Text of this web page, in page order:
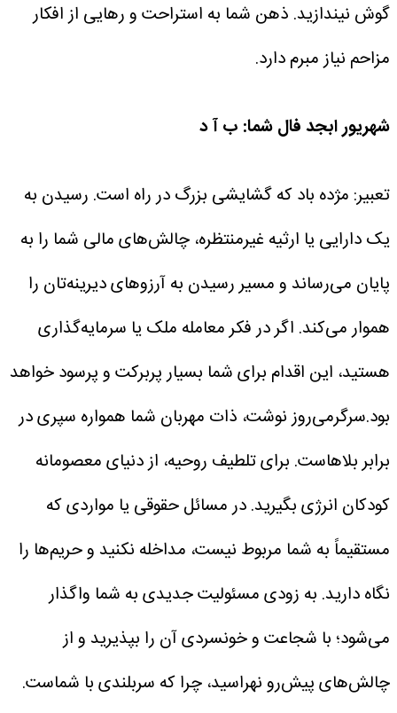
گوش نیندازید. ذهن شما به استراحت و رهایی از افکار
مزاحم نیاز مبرم دارد.
شهریورابجد فال شما: ب آ د
تعبیر: مژده باد که گشایشی بزرگ در راه است. رسیدن به
یک دارایی یا ارثیه غیرمنتظره، چالش‌های مالی شما را به
پایان می‌رساند و مسیر رسیدن به آرزوهای دیرینه‌تان را
هموار می‌کند. اگر در فکر معامله ملک یا سرمایه‌گذاری
هستید، این اقدام برای شما بسیار پربرکت و پرسود خواهد
بود.سرگرمی‌روز نوشت، ذات مهربان شما همواره سپری در
برابر بلاهاست. برای تلطیف روحیه، از دنیای معصومانه
کودکان انرژی بگیرید. در مسائل حقوقی یا مواردی که
مستقیماً به شما مربوط نیست، مداخله نکنید و حریم‌ها را
نگاه دارید. به زودی مسئولیت جدیدی به شما واگذار
می‌شود؛ با شجاعت و خونسردی آن را بپذیرید و از
چالش‌های پیش‌رو نهراسید، چرا که سربلندی با شماست.